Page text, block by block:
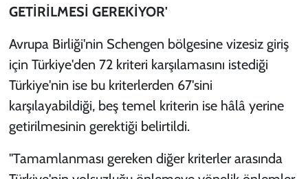
GETİRİLMESİ GEREKİYOR'
Avrupa Birliği'nin Schengen bölgesine vizesiz giriş
için Türkiye'den 72 kriteri karşılamasını istediği
Türkiye'nin ise bu kriterlerden 67'sini
karşılayabildiği, beş temel kriterin ise hâlâ yerine
getirilmesinin gerektiği belirtildi.
"Tamamlanması gereken diğer kriterler arasında